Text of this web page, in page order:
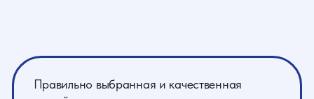
на льду и удобство маневров в воротах, но и
когда другие игроки наносят мощные броски
по воротам.